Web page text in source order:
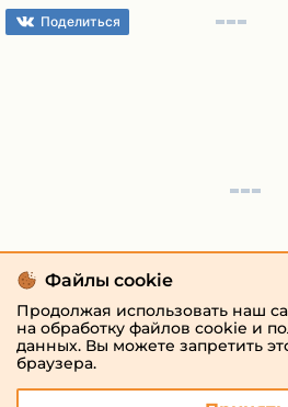
Поделиться
Файлы cookie
Продолжая использовать наш
на обработку файлов cookie и
данных. Вы можете запретить
браузера.